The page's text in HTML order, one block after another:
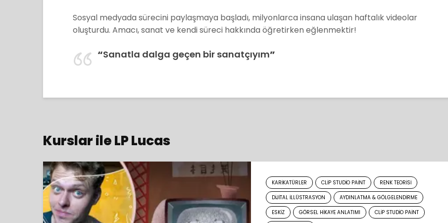
Sosyal medyada sürecini paylaşmaya başladı, milyonlarca insana ulaşan haftalık videolar
oluşturdu. Amacı, sanat ve kendi süreci hakkında öğretirken eğlenmektir!
“Sanatla dalga geçen bir sanatçıyım”
Kurslar ile LP Lucas
KARIKATÜRLER CLIP STUDIO PAINT
RENK TEORISI
DIJITAL İLLÜSTRASYON
AYDINLATMA & GÖLGELENDIRME
ESKIZ
GÖRSEL HIKAYE ANLATIMI
CLIP STUDIO PAINT